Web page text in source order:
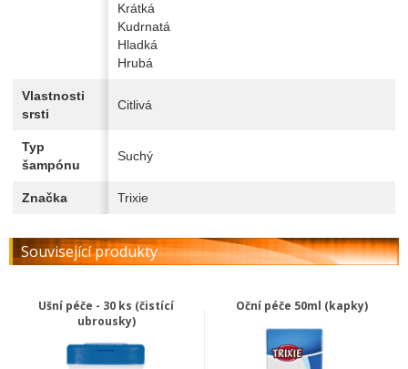
Krátká
Kudrnatá
Hladká
Hrubá
Vlastnosti
srsti
Citlivá
Typ
šampónu
Suchý
Značka Trixie
Související produkty
Ušní péče - 30 ks (čistící
ubrousky)
Oční péče 50ml (kapky)